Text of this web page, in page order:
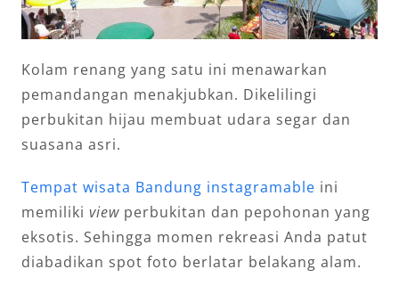
Kolam renang yang satu ini menawarkan
pemandangan menakjubkan. Dikelilingi
perbukitan hijau membuat udara segar dan
suasana asri.
Tempat wisata Bandung instagramable ini
memiliki viewperbukitan dan pepohonan yang
eksotis. Sehingga momen rekreasi Anda patut
diabadikan spot foto berlatar belakang alam.